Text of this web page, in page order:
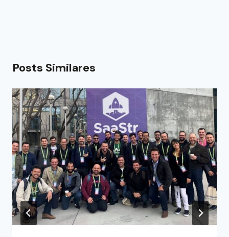
Posts Similares